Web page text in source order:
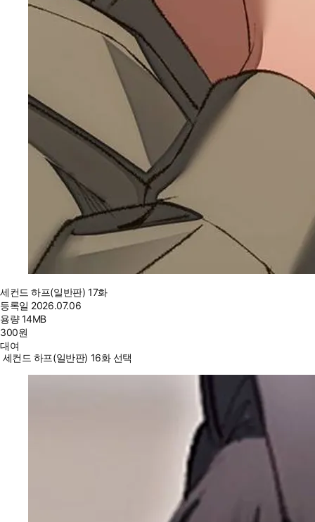
세컨드 하프(일반판) 17화
등록일 2026.07.06
용량14MB
300원
대여
세컨드 하프(일반판) 16화 선택